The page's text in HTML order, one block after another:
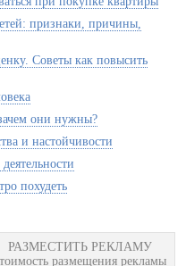
признаки, причины,
Советы как повысить
они нужны?
и настойчивости
похудеть
РАЗМЕСТИТЬ РЕКЛАМУ
размещения рекламы